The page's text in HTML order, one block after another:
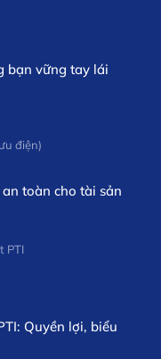
bạn vững tay lái
điện)
toàn cho tài sản
PTI
Quyền lợi, biểu